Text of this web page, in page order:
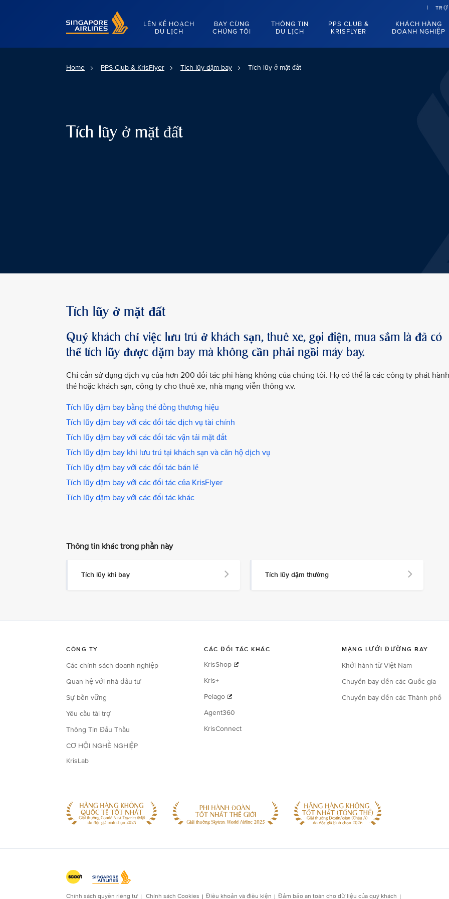
Singapore Airlines Home
LÊN KẾ HOẠCH
DU LỊCH
BAY CÙNG
CHÚNG TÔI
THÔNG TIN
DU LỊCH
PPS CLUB &
KRISFLYER
KHÁCH HÀNG
DOANH NGHIỆP
Home PPS Club & KrisFlyer Tích lũy dặm bay Tích lũy ở mặt đất
Tích lũy ở mặt đất
Tích lũy ở mặt đất
Quý khách chỉ việc lưu trú ở khách sạn, thuê xe, gọi điện, mua sắm là đã có
thể tích lũy được dặm bay mà không cần phải ngồi máy bay.
Chỉ cần sử dụng dịch vụ của hơn 200 đối tác phi hàng không của chúng tôi. Họ có thể là các công ty phát hành
thẻ hoặc khách sạn, công ty cho thuê xe, nhà mạng viễn thông v.v.
Tích lũy dặm bay bằng thẻ đồng thương hiệu
Tích lũy dặm bay với các đối tác dịch vụ tài chính
Tích lũy dặm bay với các đối tác vận tải mặt đất
Tích lũy dặm bay khi lưu trú tại khách sạn và căn hộ dịch vụ
Tích lũy dặm bay với các đối tác bán lẻ
Tích lũy dặm bay với các đối tác của KrisFlyer
Tích lũy dặm bay với các đối tác khác
Thông tin khác trong phần này
Tích lũy khi bay Tích lũy dặm thưởng